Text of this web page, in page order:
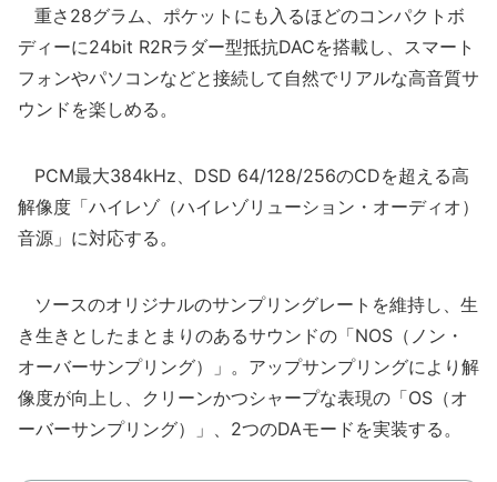
重さ28グラム、ポケットにも入るほどのコンパクトボ
ディーに24bit R2Rラダー型抵抗DACを搭載し、スマート
フォンやパソコンなどと接続して自然でリアルな高音質サ
ウンドを楽しめる。
PCM最大384kHz、DSD 64/128/256のCDを超える高
解像度「ハイレゾ（ハイレゾリューション・オーディオ）
音源」に対応する。
ソースのオリジナルのサンプリングレートを維持し、生
き生きとしたまとまりのあるサウンドの「NOS（ノン・
オーバーサンプリング）」。アップサンプリングにより解
像度が向上し、クリーンかつシャープな表現の「OS（オ
ーバーサンプリング）」、2つのDAモードを実装する。